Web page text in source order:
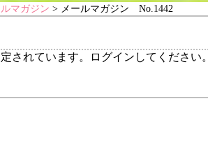
マガジン > メールマガジン No.1442
されています。ログインしてください。